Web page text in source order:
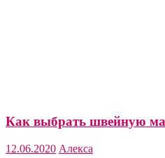
Как выбрать швейную
12.06.2020 Алекса